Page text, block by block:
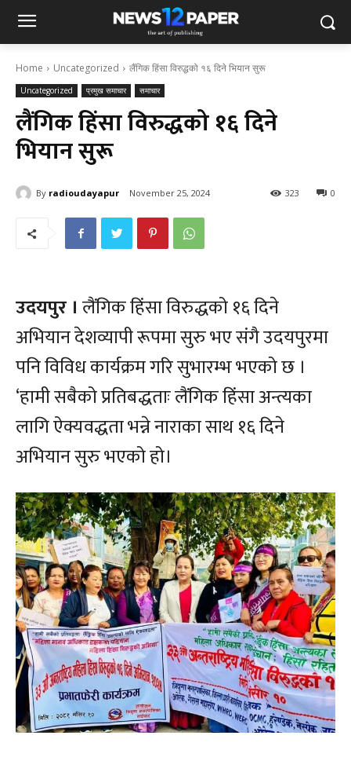
Home Uncategorized लैंगिक हिंसा विरुद्धको १६ दिने भियान सुरू
Uncategorized प्रमुख समाचार समाचार
लैंगिक हिंसा विरुद्धको १६ दिने
भियान सुरू
By radioudayapur November 25, 2024 0
323
उदयपुर । लैंगिक हिंसा विरुद्धको १६ दिने
अभियान देशव्यापी रूपमा सुरु भए संगै उदयपुरमा
पनि विविध कार्यक्रम गरि सुभारम्भ भएको छ ।
‘हामी सबैको प्रतिबद्धताः लैंगिक हिंसा अन्त्यका
लागि ऐक्यवद्धता भन्ने नाराका साथ १६ दिने
अभियान सुरु भएको हो।